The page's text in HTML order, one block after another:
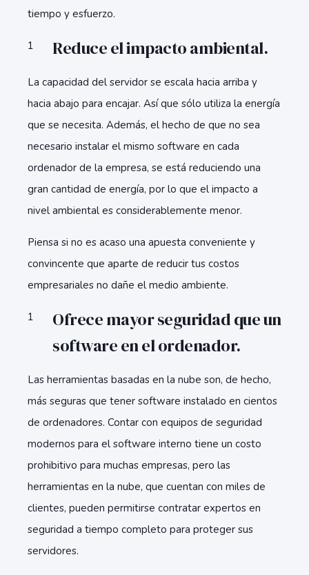
tiempo y esfuerzo.
Reduce el impacto ambiental.
La capacidad del servidor se escala hacia arriba y
hacia abajo para encajar. Así que sólo utiliza la energía
que se necesita. Además, el hecho de que no sea
necesario instalar el mismo software en cada
ordenador de la empresa, se está reduciendo una
gran cantidad de energía, por lo que el impacto a
nivel ambiental es considerablemente menor.
Piensa si no es acaso una apuesta conveniente y
convincente que aparte de reducir tus costos
empresariales no dañe el medio ambiente.
Ofrece mayor seguridad que un
software en el ordenador.
Las herramientas basadas en la nube son, de hecho,
más seguras que tener software instalado en cientos
de ordenadores. Contar con equipos de seguridad
modernos para el software interno tiene un costo
prohibitivo para muchas empresas, pero las
herramientas en la nube, que cuentan con miles de
clientes, pueden permitirse contratar expertos en
seguridad a tiempo completo para proteger sus
servidores.